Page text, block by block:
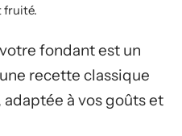
fruité.
fondant est un
recette classique
à vos goûts et